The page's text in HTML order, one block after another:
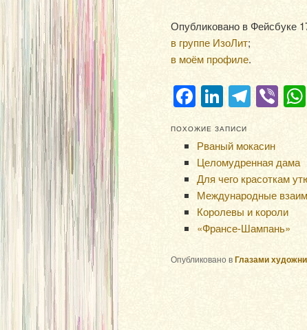
Опубликовано в Фейсбуке
в группе ИзоЛит;
в моём профиле.
Facebook
LinkedIn
ПОХОЖИЕ ЗАПИСИ
Рваный мокасин
Целомудренная дама
Для чего красоткам
Международные
Королевы и короли
«Франсе-Шампань»
Опубликовано вГлазами